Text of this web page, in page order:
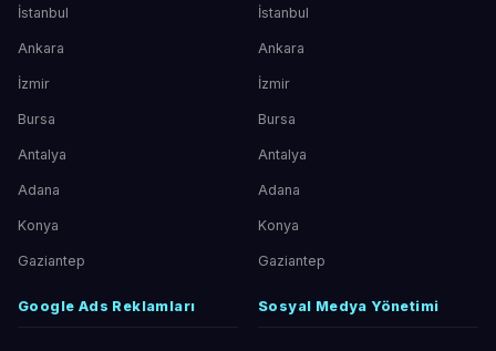
İstanbul
Ankara
İzmir
Bursa
Antalya
Adana
Konya
Gaziantep
İstanbul
Ankara
İzmir
Bursa
Antalya
Adana
Konya
Gaziantep
Google Ads Reklamları Sosyal Medya Yönetimi